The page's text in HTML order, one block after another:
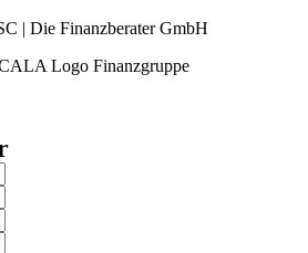
| Die Finanzberater GmbH
Finanzgruppe